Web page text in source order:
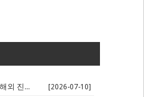
🌍 경기 AI 스타트업 해외 진출 판... [2026-07-10]